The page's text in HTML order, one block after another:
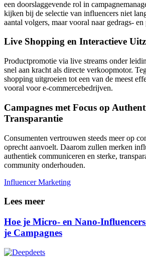
een doorslaggevende rol in
kijken bij de selectie van influencers niet
aantal volgers, maar vooral naar gedrags- en
Live Shopping en Interactieve
Productpromotie via live streams onder
snel aan kracht als directe verkoopmotor.
shopping uitgroeien tot een van de meest
vooral voor e-commercebedrijven.
Campagnes met Focus op
Transparantie
Consumenten vertrouwen steeds meer op
oprecht aanvoelt. Daarom zullen merken
authentiek communiceren en sterke,
community onderhouden.
Influencer Marketing
Lees meer
Hoe je Micro- en Nano-
je Campagnes